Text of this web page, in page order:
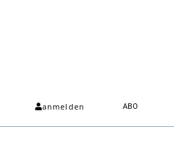
anmelden ABO